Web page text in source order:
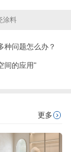
涂料
种问题怎么办？
间的应用"
更多